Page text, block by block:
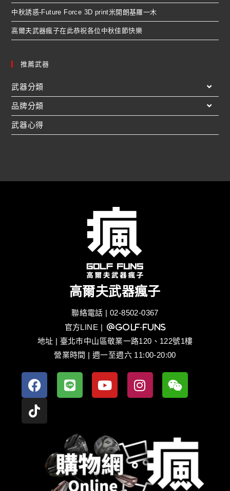
中秋誘惑-Future Force 3D print米開朗基羅一木
高爾夫武器瘋子在此恭祝各位中秋佳節快樂
推薦武器
武器分類
品牌分類
武器心得
高爾夫武器瘋子
聯絡電話 | 02-8502-0367
官方LINE | @golf-funs
地址 | 臺北市中山區敬業一路120、122號1樓
營業時間 | 週一至週六 11:00-20:00